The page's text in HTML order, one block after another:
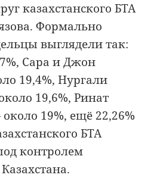
казахстанского БТА
Формально
выглядели так:
Сара и Джон
19,4%, Нургали
19,6%, Ринат
19%, ещё 22,26%
БТА
контролем